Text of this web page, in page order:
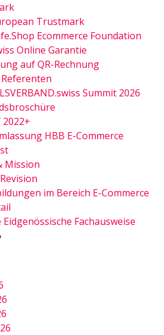
Trustmark
Ecommerce Foundation
Online Garantie
auf QR-Rechnung
Summit 2026
HBB E-Commerce
Mission
im Bereich E-Commerce
Fachausweise